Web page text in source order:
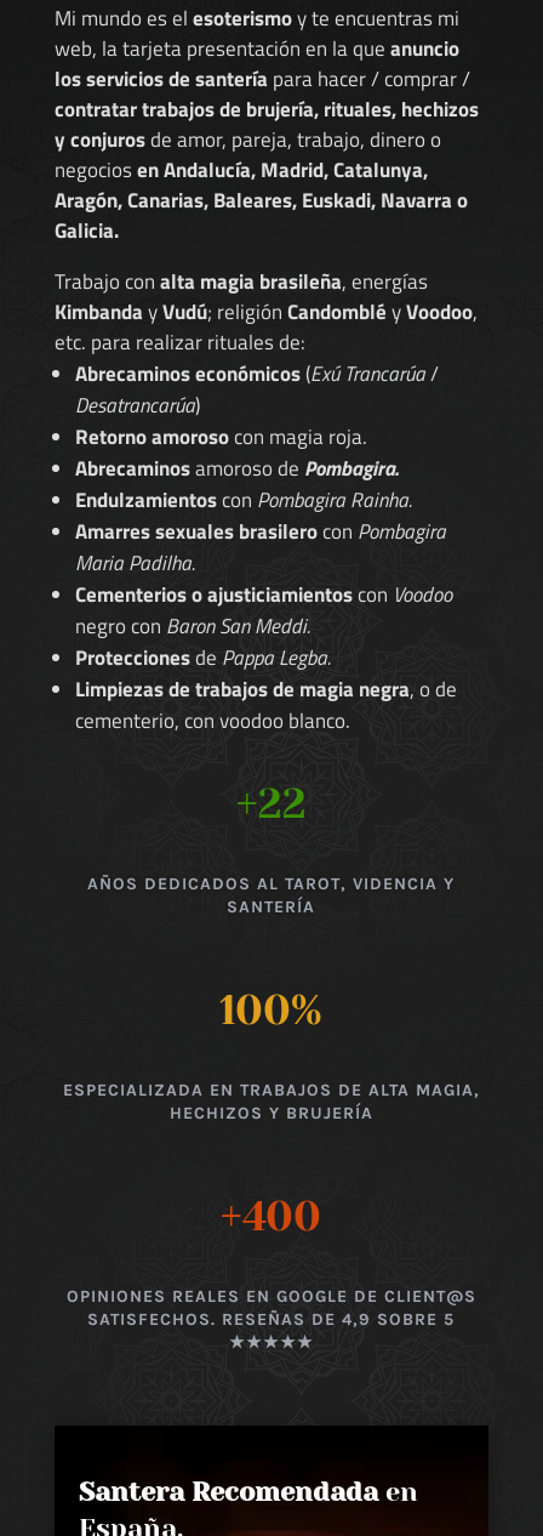
Mi mundo es elesoterismoy te encuentras mi
web, la tarjeta presentación en la queanuncio
los servicios de santería para hacer / comprar /
contratar trabajos de brujería, rituales, hechizos
y conjurosde amor, pareja, trabajo, dinero o
negociosen Andalucía, Madrid, Catalunya,
Aragón, Canarias, Baleares, Euskadi, Navarra o
Galicia.
Trabajo conalta magia brasileña, energías
KimbandayVudú; religiónCandombléyVoodoo,
etc. para realizar rituales de:
Abrecaminos económicos(Exú Trancarúa/
Desatrancarúa)
Retorno amorosocon magia roja.
Abrecaminosamoroso de Pombagira.
Endulzamientoscon Pombagira Rainha.
Amarres sexuales brasilerocon Pombagira
Maria Padilha.
Cementerios o ajusticiamientoscon Voodoo
negro con Baron San Meddi.
Proteccionesde Pappa Legba.
Limpiezas de trabajos de magia negra, o de
cementerio, con voodoo blanco.
+22
AÑOS DEDICADOS AL TAROT, VIDENCIA Y
SANTERÍA
100%
ESPECIALIZADA EN TRABAJOS DE ALTA MAGIA,
HECHIZOS Y BRUJERÍA
+400
OPINIONES REALES EN GOOGLE DE CLIENT@S
SATISFECHOS. RESEÑAS DE 4,9 SOBRE 5
★★★★★
Santera Recomendadaen
España,